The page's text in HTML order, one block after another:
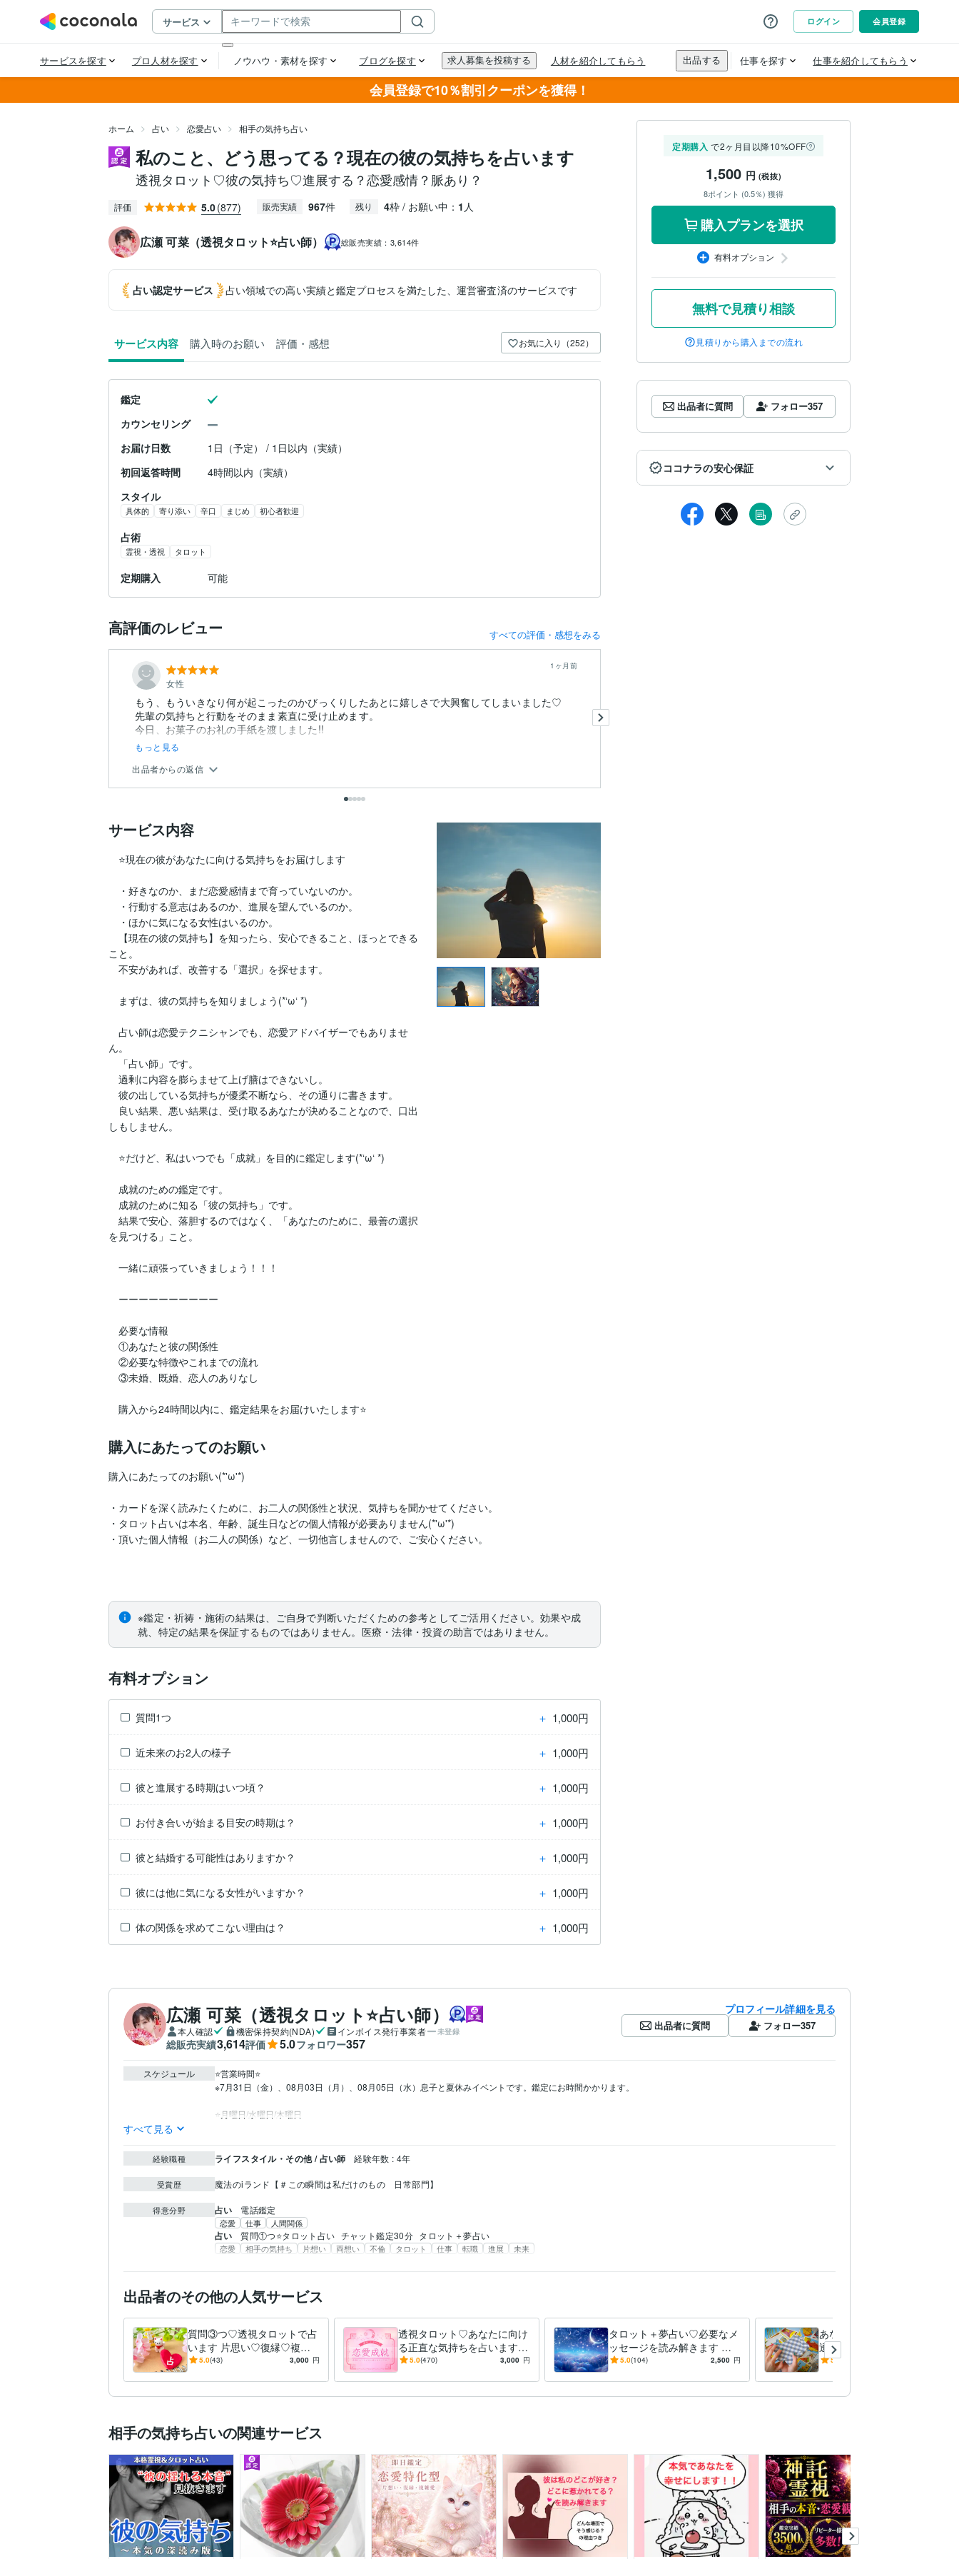
会員登録で10％割引クーポンを獲得！
ホーム 占い 恋愛占い 相手の気持ち占い
私のこと、どう思ってる？現在の彼の気持ちを占います
透視タロット♡彼の気持ち♡進展する？恋愛感情？脈あり？
評価 5.0(877) 販売実績 967件 残り 4枠 / お願い中： 1 人
広瀬 可菜（透視タロット⭐占い師） 総販売実績： 3,614件
占い認定サービス 占い領域での高い実績と鑑定プロセスを満たした、運営審査済のサービスです
サービス内容 購入時のお願い 評価・感想 お気に入り（252）
鑑定
カウンセリング
お届け日数
1日（予定） / 1日以内（実績）
初回返答時間
4時間以内（実績）
スタイル
具体的 寄り添い 辛口 まじめ 初心者歓迎
占術
霊視・透視 タロット
定期購入 可能
高評価のレビュー すべての評価・感想をみる
女性
1ヶ月前
もう、もういきなり何が起こったのかびっくりしたあとに嬉しさで大興奮してしまいました♡
先輩の気持ちと行動をそのまま素直に受け止めます。
今日、お菓子のお礼の手紙を渡しました!!
もっと見る
出品者からの返信
サービス内容
⭐現在の彼があなたに向ける気持ちをお届けします
・好きなのか、まだ恋愛感情まで育っていないのか。
・行動する意志はあるのか、進展を望んでいるのか。
・ほかに気になる女性はいるのか。
【現在の彼の気持ち】を知ったら、安心できること、ほっとできる
こと。
不安があれば、改善する「選択」を探せます。
まずは、彼の気持ちを知りましょう(*‘ω‘ *)
占い師は恋愛テクニシャンでも、恋愛アドバイザーでもありませ
ん。
「占い師」です。
過剰に内容を膨らませて上げ膳はできないし。
彼の出している気持ちが優柔不断なら、その通りに書きます。
良い結果、悪い結果は、受け取るあなたが決めることなので、口出
しもしません。
⭐だけど、私はいつでも「成就」を目的に鑑定します(*‘ω‘ *)
成就のための鑑定です。
成就のために知る「彼の気持ち」です。
結果で安心、落胆するのではなく、「あなたのために、最善の選択
を見つける」こと。
一緒に頑張っていきましょう！！！
ーーーーーーーーーー
必要な情報
①あなたと彼の関係性
②必要な特徴やこれまでの流れ
③未婚、既婚、恋人のありなし
購入にあたってのお願い
購入にあたってのお願い(*'ω'*)
・カードを深く読みたくために、お二人の関係性と状況、気持ちを聞かせてください。
・タロット占いは本名、年齢、誕生日などの個人情報が必要ありません(*'ω'*)
・頂いた個人情報（お二人の関係）など、一切他言しませんので、ご安心ください。
※鑑定・祈祷・施術の結果は、ご自身で判断いただくための参考としてご活用ください。効果や成
就、特定の結果を保証するものではありません。医療・法律・投資の助言ではありません。
有料オプション
質問1つ ＋ 1,000円
近未来のお2人の様子 ＋ 1,000円
彼と進展する時期はいつ頃？ ＋ 1,000円
お付き合いが始まる目安の時期は？ ＋ 1,000円
彼と結婚する可能性はありますか？ ＋ 1,000円
彼には他に気になる女性がいますか？ ＋ 1,000円
体の関係を求めてこない理由は？ ＋ 1,000円
定期購入 で2ヶ月目以降10%OFF
1,500 円 (税抜)
8ポイント (0.5％) 獲得
購入プランを選択
有料オプション
無料で見積り相談
見積りから購入までの流れ
出品者に質問 フォロー357
ココナラの安心保証
広瀬 可菜（透視タロット⭐占い師）
本人確認 機密保持契約(NDA) インボイス発行事業者 未登録
総販売実績3,614評価 5.0フォロワー357
プロフィール詳細を見る
出品者に質問 フォロー357
スケジュール
⭐️営業時間⭐
※7月31日（金）、08月03日（月）、08月05日（水）息子と夏休みイベントです。鑑定にお時間かかります。
⭐️月曜日/水曜日/木曜日
すべて見る
経験職種 ライフスタイル・その他 / 占い師 経験年数 : 4年
受賞歴 魔法のiランド【＃この瞬間は私だけのもの　日常部門】
得意分野 占い 電話鑑定
恋愛 仕事 人間関係
占い 質問①つ⭐タロット占い チャット鑑定30分 タロット＋夢占い
恋愛 相手の気持ち 片想い 両想い 不倫 タロット 仕事 転職 進展 未来
出品者のその他の人気サービス
質問③つ♡透視タロットで占
います 片思い♡復縁♡複雑
な恋愛♡仕事⭐️育児⭐️金運、
5.0(43) 3,000 円
透視タロット♡あなたに向け
る正直な気持ちを占います
彼の気持ち♡今後の流れ、恋
5.0(470) 3,000 円
タロット＋夢占い♡必要なメ
ッセージを読み解きます 夢
占いと透視タロット♡夢の真
5.0(104) 2,500 円
あなたを好きになった理由♡
透視タロットで占います 彼
だけが知っているあなたの魅
5.0
相手の気持ち占いの関連サービス